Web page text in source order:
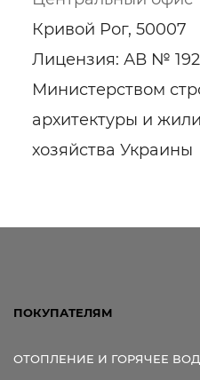
Кривой Рог, 50007
Лицензия: АВ №
Министерством
архитектуры и
хозяйства Украины
ПОКУПАТЕЛЯМ
ОТОПЛЕНИЕ И ГОРЯЧЕЕ